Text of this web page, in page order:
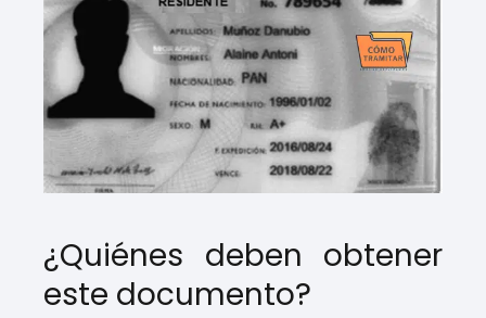
¿Quiénes deben obtener
este documento?